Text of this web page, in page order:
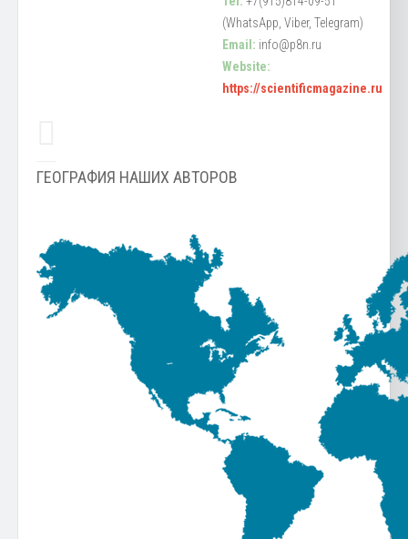
(WhatsApp, Viber, Telegram)
Email: info@p8n.ru
Website:
https://scientificmagazine.ru
ГЕОГРАФИЯ НАШИХ АВТОРОВ